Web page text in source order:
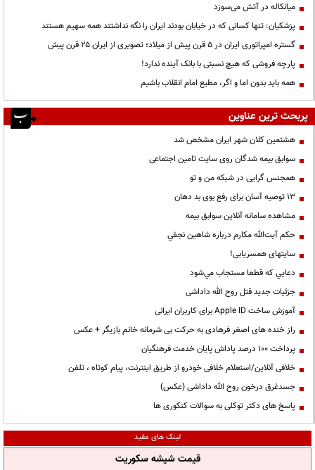
میانکاله در آتش می‌سوزد
پزشکیان: تنها کسانی که در خیابان بودند ایران را نگه نداشتند همه سهیم هستند
گستره امپراتوری ایران در ۵ قرن پیش از میلاد؛ تصویری از ایران ۲۵ قرن پیش
پارچه فروشی که هیچ نسبتی با بانک آینده ندارد!
همه باید بدون اما و اگر، مطیع امام انقلاب باشیم
پربحث ترین عناوین
هشتمین کلان شهر ایران مشخص شد
سوابق بیمه شدگان روی سایت تامین اجتماعی
همجنس گرایی در شبکه من و تو
13 توصیه آسان برای رفع بوی بد دهان
مشاهده سامانه آنلاين سوابق بیمه
حكم آيت‌الله مكارم درباره شاهين نجفي
سایتهای همسریابی!
دعايي كه قطعا مستجاب مي‌شود
جزئیات جدید قتل روح الله داداشی
آموزش ساخت Apple ID برای کاربران ایرانی
راز خنده های اصغر فرهادی به حرکت بی شرمانه خانم بازیگر + عکس
پرداخت ۱۰۰ درصد پاداش پایان خدمت فرهنگیان
خلافی آنلاین/استعلام خلافی خودرو از طریق اینترنت، پیام کوتاه ، تلفن
جسدغرق درخون روح الله داداشی (عکس)
پاسخ های دکتر توکلی به سوالات کنکوری ها
لینک های مفید
قیمت شیشه سکوریت